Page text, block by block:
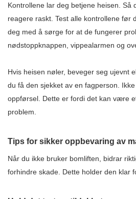
Kontrollene lar deg betjene heisen. Så
reagere raskt. Test alle kontrollene før
deg med å sørge for at de fungerer
nødstoppknappen, vippealarmen og
Hvis heisen nøler, beveger seg ujevnt
du få den sjekket av en fagperson.
oppførsel. Dette er fordi det kan være
problem.
Tips for sikker oppbevaring av
Når du ikke bruker bomliften, bidrar
forhindre skade. Dette holder den klar